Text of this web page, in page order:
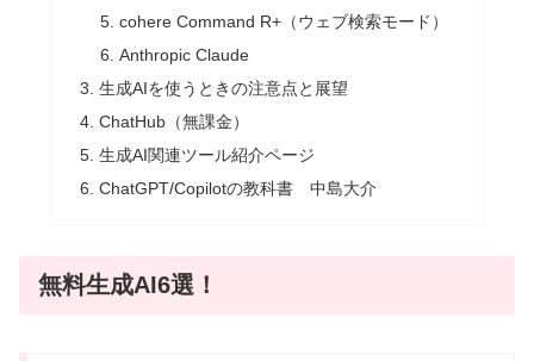
cohere Command R+（ウェブ検索モード）
Anthropic Claude
生成AIを使うときの注意点と展望
ChatHub（無課金）
生成AI関連ツール紹介ページ
ChatGPT/Copilotの教科書 中島大介
無料生成AI6選！